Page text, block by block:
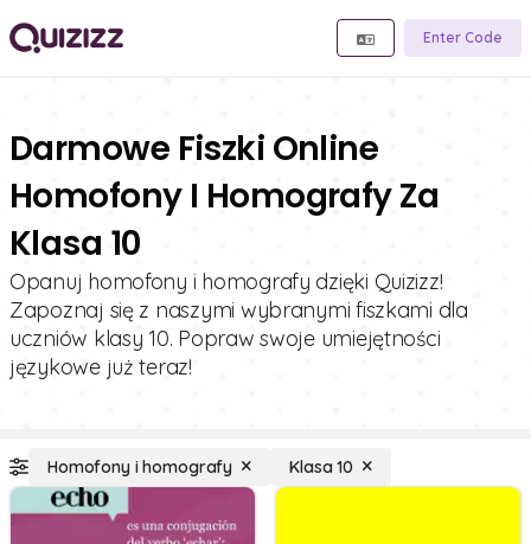
Enter Code
Darmowe Fiszki Online
Homofony I Homografy Za
Klasa 10
Opanuj homofony i homografy dzięki Quizizz!
Zapoznaj się z naszymi wybranymi fiszkami dla
uczniów klasy 10. Popraw swoje umiejętności
językowe już teraz!
Homofony i homografy Klasa 10